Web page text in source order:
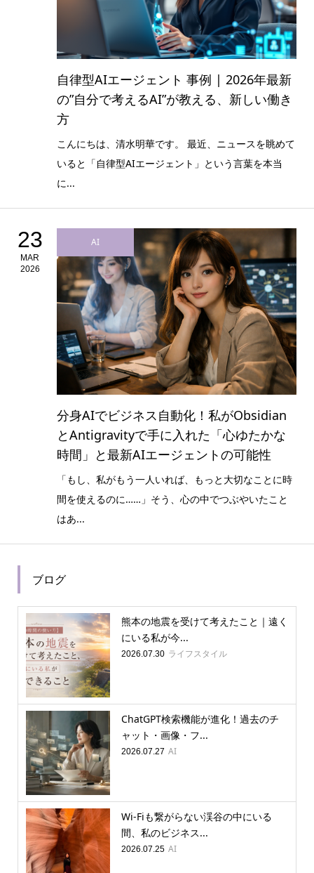
自律型AIエージェント 事例 | 2026年最新
の”自分で考えるAI”が教える、新しい働き
方
こんにちは、清水明華です。 最近、ニュースを眺めて
いると「自律型AIエージェント」という言葉を本当
に...
23
MAR
2026
AI
分身AIでビジネス自動化！私がObsidian
とAntigravityで手に入れた「心ゆたかな
時間」と最新AIエージェントの可能性
「もし、私がもう一人いれば、もっと大切なことに時
間を使えるのに……」そう、心の中でつぶやいたこと
はあ...
ブログ
熊本の地震を受けて考えたこと｜遠く
にいる私が今...
2026.07.30 ライフスタイル
ChatGPT検索機能が進化！過去のチ
ャット・画像・フ...
2026.07.27 AI
Wi-Fiも繋がらない渓谷の中にいる
間、私のビジネス...
2026.07.25 AI